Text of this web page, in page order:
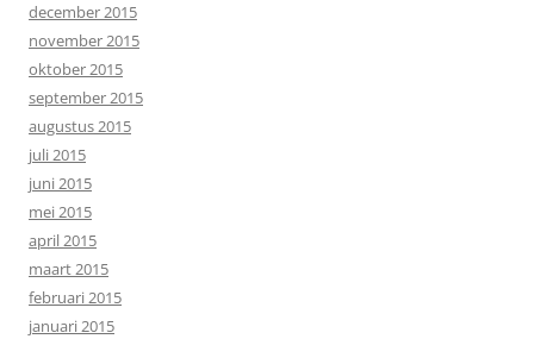
december 2015
november 2015
oktober 2015
september 2015
augustus 2015
juli 2015
juni 2015
mei 2015
april 2015
maart 2015
februari 2015
januari 2015